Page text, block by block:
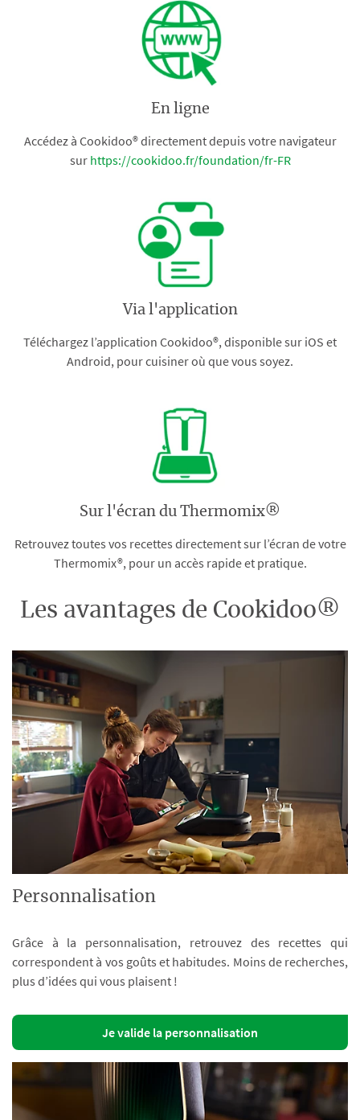
En ligne
Accédez à Cookidoo® directement depuis votre navigateur
sur https://cookidoo.fr/foundation/fr-FR
Via l'application
Téléchargez l’application Cookidoo®, disponible sur iOS et
Android, pour cuisiner où que vous soyez.
Sur l'écran du Thermomix®
Retrouvez toutes vos recettes directement sur l’écran de votre
Thermomix®, pour un accès rapide et pratique.
Les avantages de Cookidoo®
Personnalisation
Grâce à la personnalisation, retrouvez des recettes qui
correspondent à vos goûts et habitudes. Moins de recherches,
plus d’idées qui vous plaisent !
Je valide la personnalisation